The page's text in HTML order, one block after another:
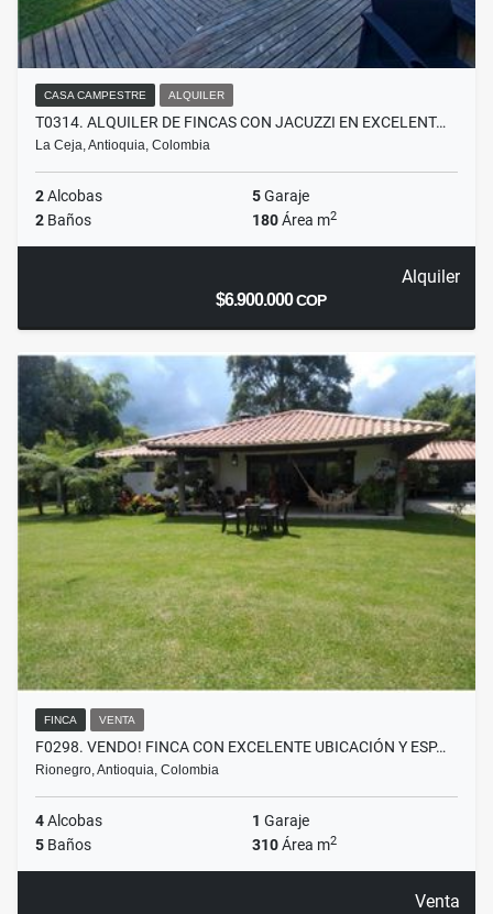
CASA CAMPESTRE ALQUILER
T0314. ALQUILER DE FINCAS CON JACUZZI EN EXCELENT…
La Ceja, Antioquia, Colombia
2Alcobas 5Garaje
2 Baños 180Área m2
Alquiler
$6.900.000COP
FINCA VENTA
F0298. VENDO! FINCA CON EXCELENTE UBICACIÓN Y ESP…
Rionegro, Antioquia, Colombia
4Alcobas 1 Garaje
5 Baños 310Área m2
Venta